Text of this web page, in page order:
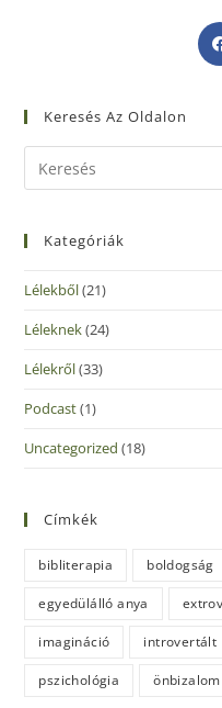
Keresés Az Oldalon
Kategóriák
Lélekből(21)
Léleknek(24)
Lélekről(33)
Podcast(1)
Uncategorized (18)
Címkék
bibliterapia boldogság
egyedülálló anya
imagináció introvertált
pszichológia önbizalom